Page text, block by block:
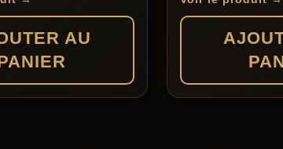
AU